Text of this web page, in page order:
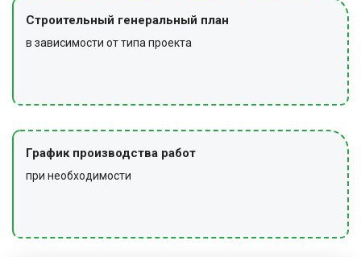
Строительный генеральный план
в зависимости от типа проекта
График производства работ
при необходимости